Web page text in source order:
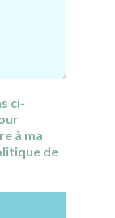
ci-
à ma
de